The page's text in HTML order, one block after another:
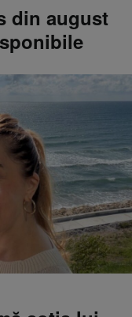
din august